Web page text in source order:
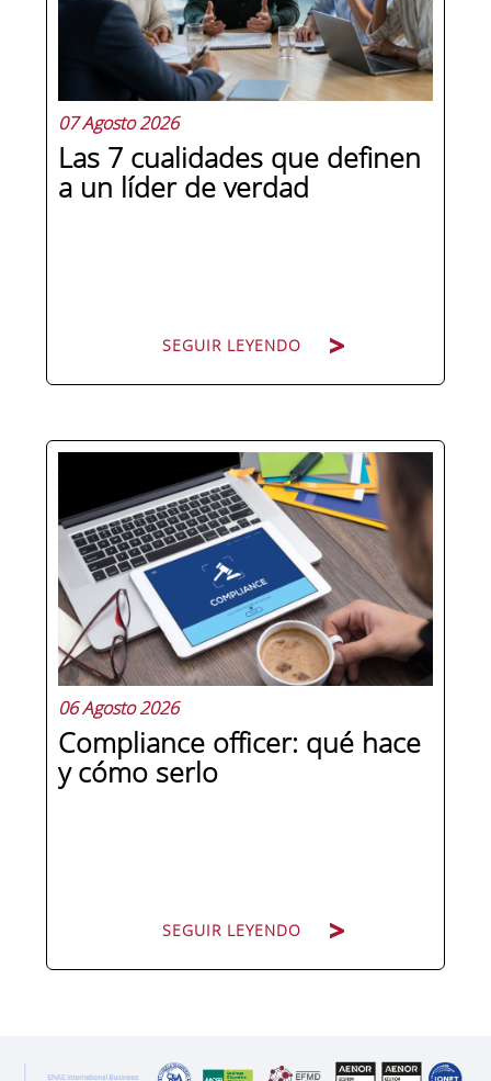
07 Agosto 2026
Las 7 cualidades que definen
a un líder de verdad
SEGUIR LEYENDO
Hay personas que ocupan puestos de
dirección y hay personas que lideran.
La diferencia no está en el cargo ni en
la antigüedad, sino en un conjunto de
competencias que se pueden
aprender, practicar y medir. Si te
preguntas qué separa a un directivo...
06 Agosto 2026
Compliance officer: qué hace
y cómo serlo
SEGUIR LEYENDO
en la estructura corporativa española